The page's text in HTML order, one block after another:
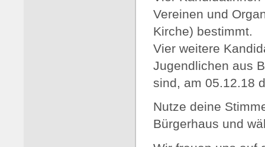
Vereinen und
Kirche) bestimmt.
Vier weitere
Jugendlichen aus
sind, am 05.12.18
Nutze deine
Bürgerhaus und